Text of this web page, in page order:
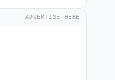
ADVERTISE HERE